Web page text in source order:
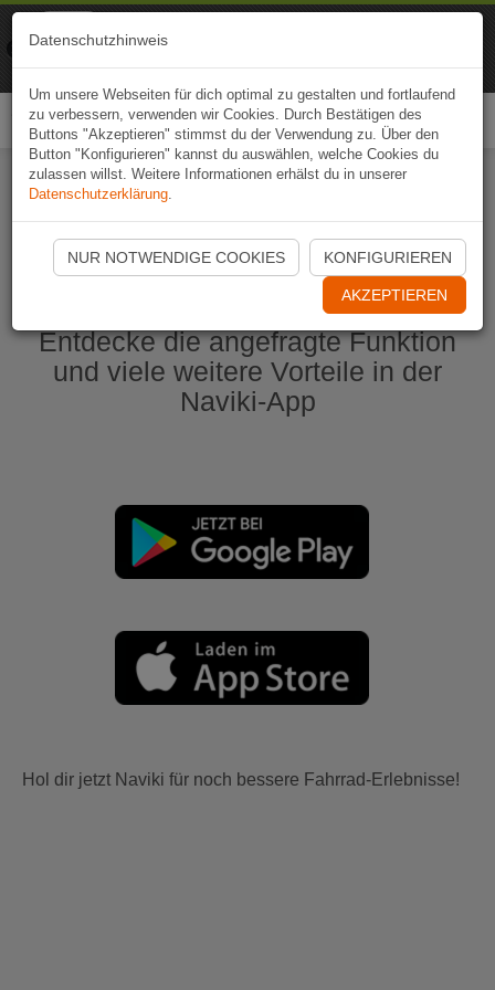
Naviki App jetzt öffnen
Entdecke die angefragte Funktion
und viele weitere Vorteile in der
Naviki-App
Hol dir jetzt Naviki für noch bessere Fahrrad-Erlebnisse!
Datenschutzhinweis
Um unsere Webseiten für dich optimal zu gestalten und fortlaufend
zu verbessern, verwenden wir Cookies. Durch Bestätigen des
Buttons "Akzeptieren" stimmst du der Verwendung zu. Über den
Button "Konfigurieren" kannst du auswählen, welche Cookies du
zulassen willst. Weitere Informationen erhälst du in unserer
Datenschutzerklärung.
NUR NOTWENDIGE COOKIES KONFIGURIEREN
AKZEPTIEREN
Naviki